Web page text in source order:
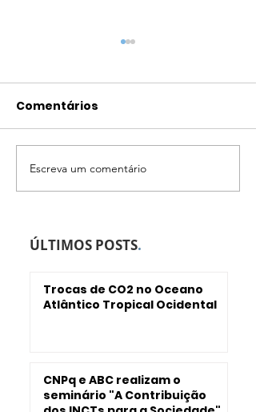
Cânions da América
do Sul e a Década dos
Comentários
Escreva um comentário
ÚLTIMOS POSTS.
Trocas de CO2 no Oceano
Atlântico Tropical Ocidental
CNPq e ABC realizam o
seminário "A Contribuição